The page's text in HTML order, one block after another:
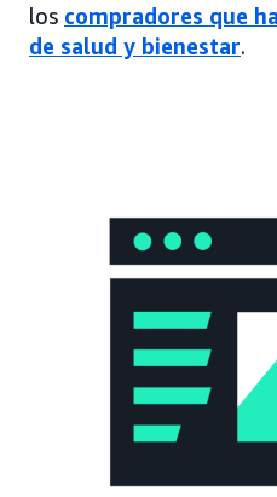
los compradores que
de salud y bienestar.